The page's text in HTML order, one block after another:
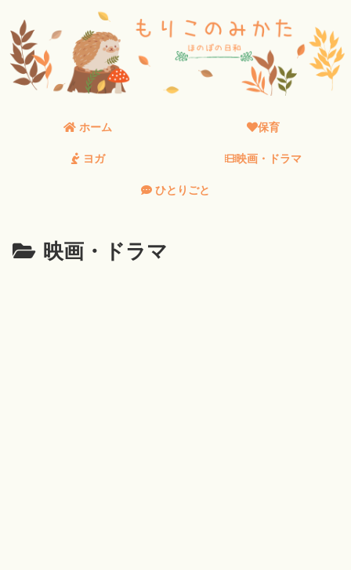
ホーム 保育
ヨガ 映画・ドラマ
ひとりごと
映画・ドラマ